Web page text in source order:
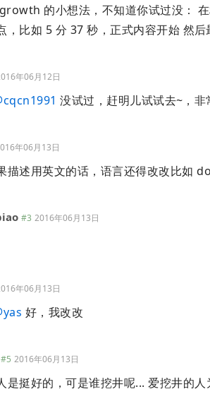
的小想法，不知道你试过没：
，比如 5 分 37 秒，正式内容开始 然
年06月12日
cqcn1991 没试过，赶明儿试试去~，非
年06月13日
描述用英文的话，语言还得改改比如
#3 2016年06月13日
年06月13日
yas 好，我改改
#5 2016年06月13日
是挺好的，可是谁挖井呢... 爱挖井的